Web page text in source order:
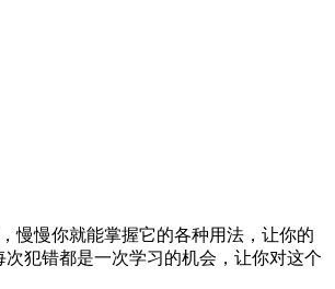
慢慢你就能掌握它的各种用法，让你的
犯错都是一次学习的机会，让你对这个